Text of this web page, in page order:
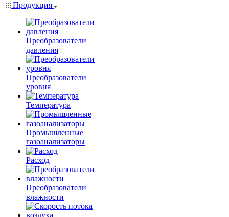
Продукция
Преобразователи
давления
Преобразователи
уровня
Температура
Промышленные
газоанализаторы
Расход
Преобразователи
влажности